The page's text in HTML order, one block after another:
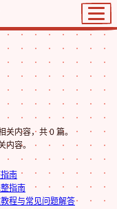
内容，共 0 篇。
内容。
南
指南
程与常见问题解答